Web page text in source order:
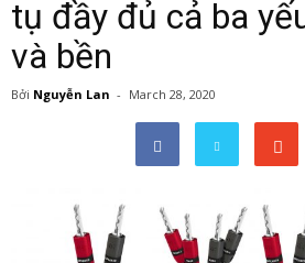
tụ đầy đủ cả ba
và bền
Bởi Nguyễn Lan - March 28, 2020